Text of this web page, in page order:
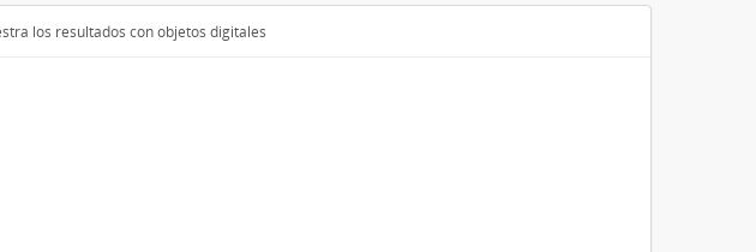
los resultados con objetos digitales